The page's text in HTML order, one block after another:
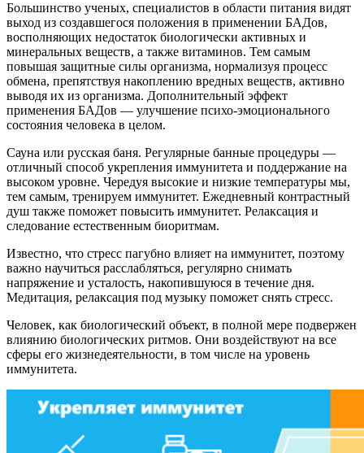
Большинство ученых, специалистов в области питания видят
выход из создавшегося положения в применении БАДов,
восполняющих недостаток биологически активных и
минеральных веществ, а также витаминов. Тем самым
повышая защитные силы организма, нормализуя процесс
обмена, препятствуя накоплению вредных веществ, активно
выводя их из организма. Дополнительный эффект
применения БАДов — улучшение психо-эмоционального
состояния человека в целом.
Сауна или русская баня. Регулярные банные процедуры —
отличный способ укрепления иммунитета и поддержание на
высоком уровне. Чередуя высокие и низкие температуры мы,
тем самым, тренируем иммунитет. Ежедневный контрастный
душ также поможет повысить иммунитет. Релаксация и
следование естественным биоритмам.
Известно, что стресс пагубно влияет на иммунитет, поэтому
важно научиться расслабляться, регулярно снимать
напряжение и усталость, накопившуюся в течение дня.
Медитация, релаксация под музыку поможет снять стресс.
Человек, как биологический объект, в полной мере подвержен
влиянию биологических ритмов. Они воздействуют на все
сферы его жизнедеятельности, в том числе на уровень
иммунитета.